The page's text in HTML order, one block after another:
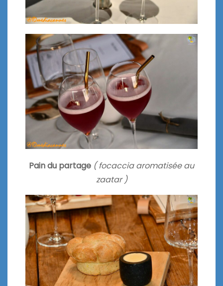
Pain du partage ( focaccia aromatisée au
zaatar )